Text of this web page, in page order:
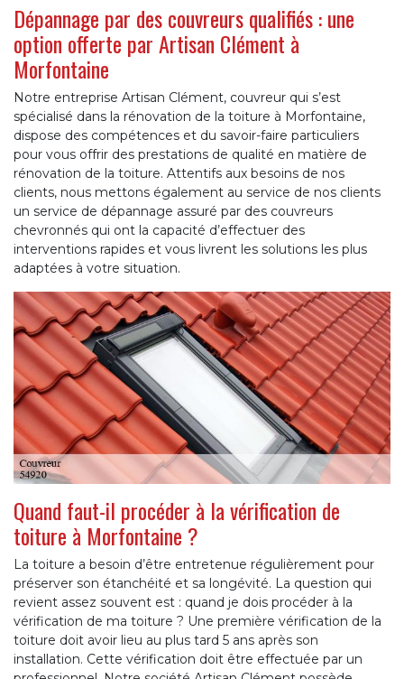
Dépannage par des couvreurs qualifiés : une
option offerte par Artisan Clément à
Morfontaine
Notre entreprise Artisan Clément, couvreur qui s’est
spécialisé dans la rénovation de la toiture à Morfontaine,
dispose des compétences et du savoir-faire particuliers
pour vous offrir des prestations de qualité en matière de
rénovation de la toiture. Attentifs aux besoins de nos
clients, nous mettons également au service de nos clients
un service de dépannage assuré par des couvreurs
chevronnés qui ont la capacité d’effectuer des
interventions rapides et vous livrent les solutions les plus
adaptées à votre situation.
Quand faut-il procéder à la vérification de
toiture à Morfontaine ?
La toiture a besoin d’être entretenue régulièrement pour
préserver son étanchéité et sa longévité. La question qui
revient assez souvent est : quand je dois procéder à la
vérification de ma toiture ? Une première vérification de la
toiture doit avoir lieu au plus tard 5 ans après son
installation. Cette vérification doit être effectuée par un